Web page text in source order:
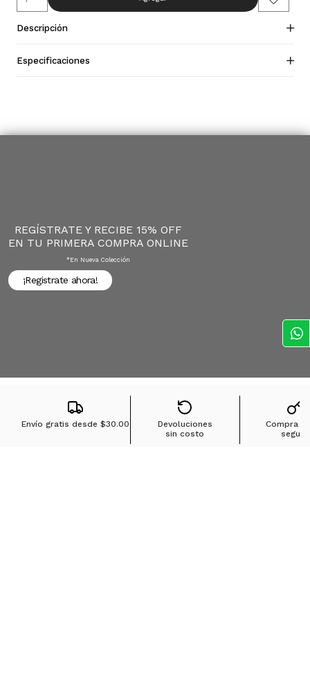
Descripción
Especificaciones
REGÍSTRATE Y RECIBE 15% OFF
EN TU PRIMERA COMPRA ONLINE
*en Nueva Colección
¡Registrate ahora!
Envío gratis desde$30.00
Devoluciones
sin costo
Compra
segura